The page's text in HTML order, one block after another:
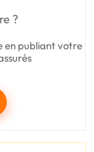
?
en publiant votre